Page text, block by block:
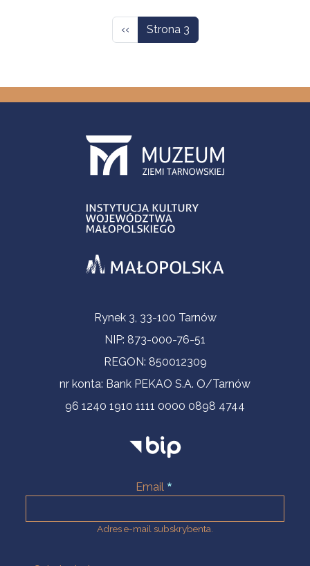
Poprzednia strona
‹‹ Strona 3
Informacje kontaktoweRynek 3, 33-100 Tarnów
NIP: 873-000-76-51
REGON: 850012309
nr konta: Bank PEKAO S.A. O/Tarnów
96 1240 1910 1111 0000 0898 4744
Email
Adres e-mail subskrybenta.